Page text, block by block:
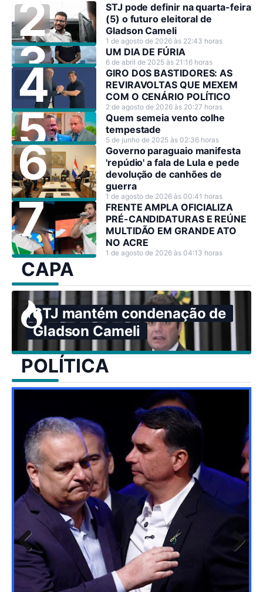
STJ pode definir na quarta-feira
(5) o futuro eleitoral de
Gladson Cameli
1 de agosto de 2026 às 22:43 horas
UM DIA DE FÚRIA
6 de abril de 2025 às 21:16 horas
GIRO DOS BASTIDORES: AS
REVIRAVOLTAS QUE MEXEM
COM O CENÁRIO POLÍTICO
2 de agosto de 2026 às 20:27 horas
Quem semeia vento colhe
tempestade
5 de junho de 2025 às 02:36 horas
Governo paraguaio manifesta
'repúdio' a fala de Lula e pede
devolução de canhões de
guerra
1 de agosto de 2026 às 00:41 horas
FRENTE AMPLA OFICIALIZA
PRÉ-CANDIDATURAS E REÚNE
MULTIDÃO EM GRANDE ATO
NO ACRE
1 de agosto de 2026 às 04:13 horas
CAPA
STJ mantém condenação de
Gladson Cameli
POLÍTICA
Previ
ous
Next